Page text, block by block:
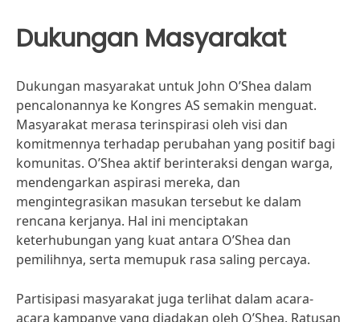
Dukungan Masyarakat
Dukungan masyarakat untuk John O’Shea dalam
pencalonannya ke Kongres AS semakin menguat.
Masyarakat merasa terinspirasi oleh visi dan
komitmennya terhadap perubahan yang positif bagi
komunitas. O’Shea aktif berinteraksi dengan warga,
mendengarkan aspirasi mereka, dan
mengintegrasikan masukan tersebut ke dalam
rencana kerjanya. Hal ini menciptakan
keterhubungan yang kuat antara O’Shea dan
pemilihnya, serta memupuk rasa saling percaya.
Partisipasi masyarakat juga terlihat dalam acara-
acara kampanye yang diadakan oleh O’Shea. Ratusan